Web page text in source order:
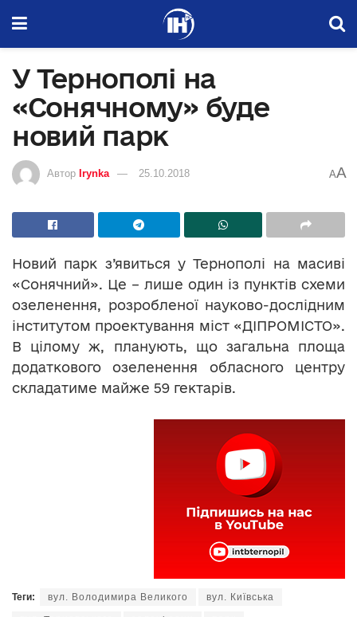
У Тернополі на
«Сонячному» буде
новий парк
Автор Irynka 25.10.2018 AA
Новий парк з’явиться у Тернополі на масиві
«Сонячний». Це – лише один із пунктів схеми
озеленення, розробленої науково-дослідним
інститутом проектування міст «ДІПРОМІСТО».
В цілому ж, планують, що загальна площа
додаткового озеленення обласного центру
складатиме майже 59 гектарів.
Теги: вул. Володимира Великого вул. Київська